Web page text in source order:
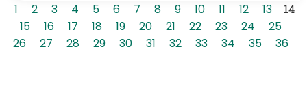
1 2 3 4 5 6 7 8 9 10 11 12 13 14
15 16 17 18 19 20 21 22 23 24
25
26
27 28 29 30 31 32 33 34 35 36